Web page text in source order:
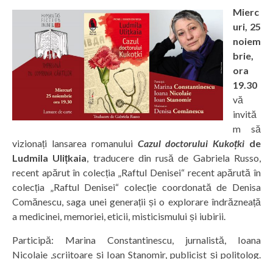
Mierc
uri, 25
noiem
brie,
ora
19.30
vă
invită
m să
vizionați lansarea romanului Cazul doctorului Kukoțki de
Ludmila Ulițkaia, traducere din rusă de Gabriela Russo,
recent apărut în colecția „Raftul Denisei“ recent apărută în
colecția „Raftul Denisei“ colecție coordonată de Denisa
Comănescu, saga unei generații și o explorare îndrăzneață
a medicinei, memoriei, eticii, misticismului și iubirii.
Participă: Marina Constantinescu, jurnalistă, Ioana
Nicolaie ,scriitoare și Ioan Stanomir, publicist și politolog.